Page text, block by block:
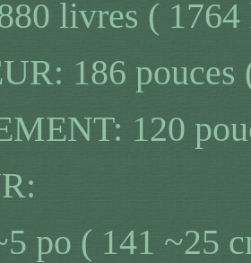
livres ( 1764
186 pouces
120
po ( 141 ~25